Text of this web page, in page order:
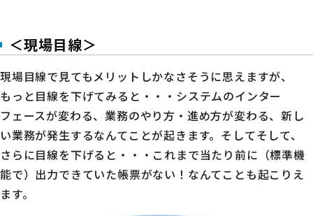
＜現場目線＞
現場目線で見てもメリットしかなさそうに思えますが、
もっと目線を下げてみると・・・システムのインター
フェースが変わる、業務のやり方・進め方が変わる、新し
い業務が発生するなんてことが起きます。そしてそして、
さらに目線を下げると・・・これまで当たり前に（標準機
能で）出力できていた帳票がない！なんてことも起こりえ
ます。